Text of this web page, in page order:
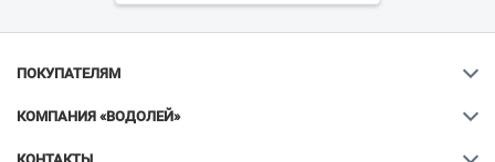
ПОКУПАТЕЛЯМ
КОМПАНИЯ «ВОДОЛЕЙ»